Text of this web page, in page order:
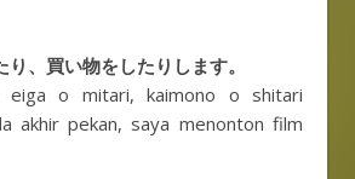
、買い物をしたりします。
eiga o mitari, kaimono o shitari
akhir pekan, saya menonton film